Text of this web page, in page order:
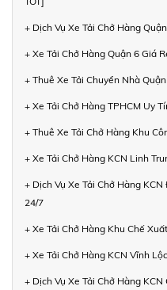
+ Dịch Vụ Xe Tải Chở Hàng
+ Xe Tải Chở Hàng Quận 6 Giá
+ Thuê Xe Tải Chuyển Nhà
+ Xe Tải Chở Hàng TPHCM Uy
+ Thuê Xe Tải Chở Hàng Khu
+ Xe Tải Chở Hàng KCN Linh
+ Dịch Vụ Xe Tải Chở Hàng
24/7
+ Xe Tải Chở Hàng Khu Chế
+ Xe Tải Chở Hàng KCN Vĩnh
+ Dịch Vụ Xe Tải Chở Hàng